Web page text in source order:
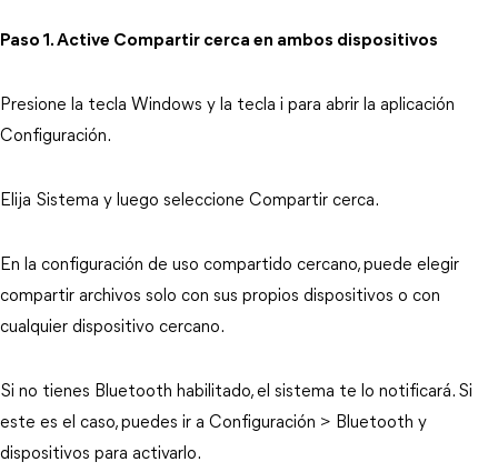
Paso 1. Active Compartir cerca en ambos dispositivos
Presione la tecla Windows y la tecla i para abrir la aplicación
Configuración.
Elija Sistema y luego seleccione Compartir cerca.
En la configuración de uso compartido cercano, puede elegir
compartir archivos solo con sus propios dispositivos o con
cualquier dispositivo cercano.
Si no tienes Bluetooth habilitado, el sistema te lo notificará. Si
este es el caso, puedes ir a Configuración > Bluetooth y
dispositivos para activarlo.